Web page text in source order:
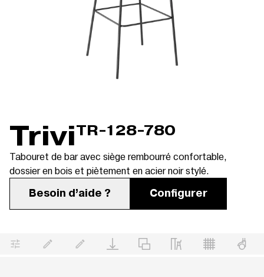
TriviTR-128-780
Tabouret de bar avec siège rembourré confortable,
dossier en bois et piètement en acier noir stylé.
Besoin d’aide ? Configurer